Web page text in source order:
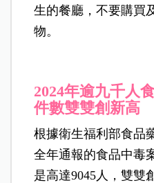
生的餐廳，不要購買
物。
2024年逾九千人
件數雙雙創新高
根據衛生福利部食品
全年通報的食品中毒
是高達9045人，雙雙